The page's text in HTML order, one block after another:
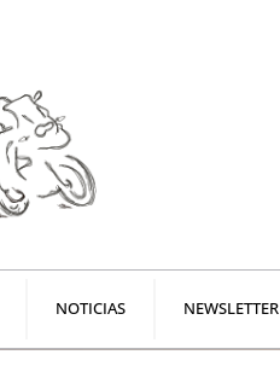
NOTICIAS NEWSLETTER